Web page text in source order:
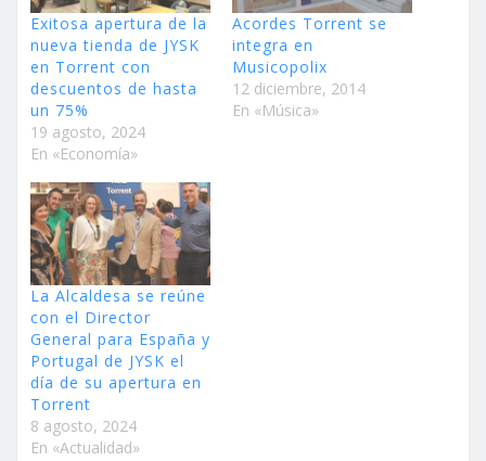
Exitosa apertura de la
nueva tienda de JYSK
en Torrent con
descuentos de hasta
un 75%
19 agosto, 2024
En «Economía»
Acordes Torrent se
integra en
Musicopolix
12 diciembre, 2014
En «Música»
La Alcaldesa se reúne
con el Director
General para España y
Portugal de JYSK el
día de su apertura en
Torrent
8 agosto, 2024
En «Actualidad»